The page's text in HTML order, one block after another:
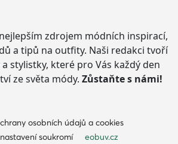
zdrojem módních inspirací,
a tipů na outfity. Naši redakci tvoří
stylistky, které pro Vás každý den
ze světa módy. Zůstaňte s námi!
osobních údajů a cookies
soukromí
eobuv.cz